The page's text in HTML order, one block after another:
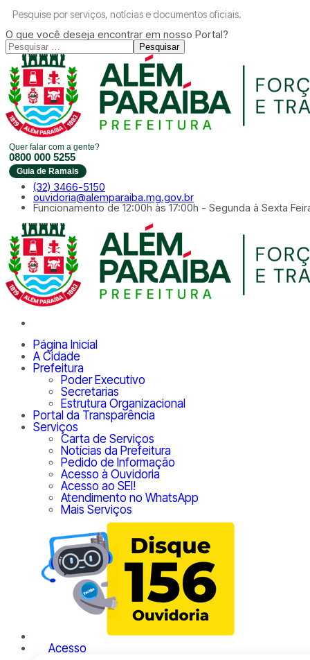
Pesquise por serviços, notícias e documentos oficiais.
O que você deseja encontrar em nosso Portal?
Pesquisar
Quer falar com a gente?
0800 000 5255
Guia de Ramais
(32) 3466-5150
ouvidoria@alemparaiba.mg.gov.br
Funcionamento de 12:00h às 17:00h - Segunda à Sexta
Página Inicial
A Cidade
Prefeitura
Poder Executivo
Secretarias
Estrutura Organizacional
Portal da Transparência
Serviços
Carta de Serviços
Notícias da Prefeitura
Pedido de Informação
Acesso à Ouvidoria
Acesso ao SEI!
Atendimento no WhatsApp
Mais Serviços
Acesso